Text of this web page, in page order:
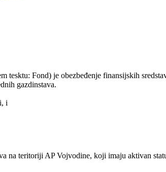
Fond) je obezbeđenje finansijskih
gazdinstava.
i
teritoriji AP Vojvodine, koji imaju aktivan